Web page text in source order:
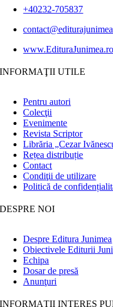
+40232-705837
www.EdituraJunimea.ro
INFORMAŢII UTILE
Pentru autori
Colecţii
Evenimente
Revista Scriptor
Librăria „Cezar
Rețea distribuție
Contact
Condiţii de utilizare
Politică de
DESPRE NOI
Despre Editura Junimea
Obiectivele Editurii
Echipa
Dosar de presă
Anunţuri
INFORMAȚII INTERES